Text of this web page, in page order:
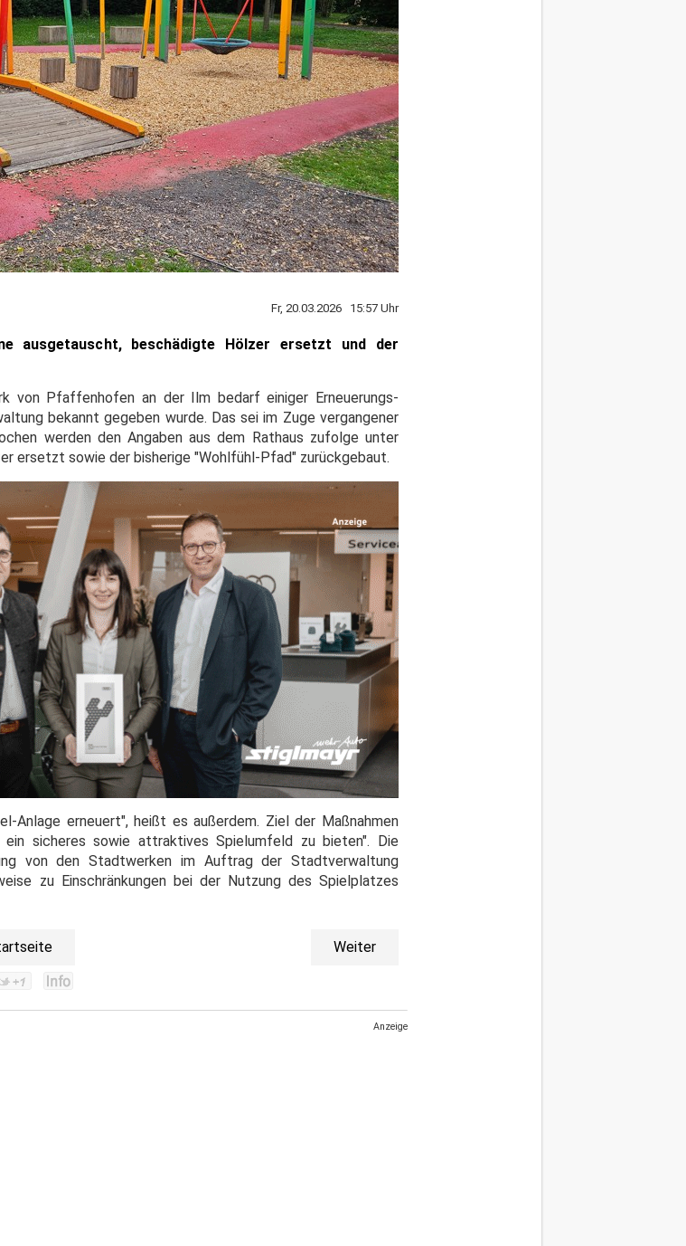
Fr, 20.03.2026 15:57 Uhr
ausgetauscht, beschädigte Hölzer ersetzt und der
von Pfaffenhofen an der Ilm bedarf einiger Erneuerungs-
bekannt gegeben wurde. Das sei im Zuge vergangener
werden den Angaben aus dem Rathaus zufolge unter
ersetzt sowie der bisherige "Wohlfühl-Pfad" zurückgebaut.
Anlage erneuert", heißt es außerdem. Ziel der Maßnahmen
sicheres sowie attraktives Spielumfeld zu bieten". Die
von den Stadtwerken im Auftrag der Stadtverwaltung
zu Einschränkungen bei der Nutzung des Spielplatzes
Weiter
Anzeige